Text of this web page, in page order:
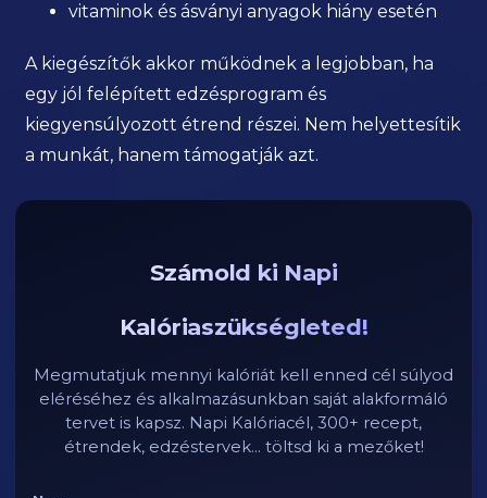
vitaminok és ásványi anyagok hiány esetén
A kiegészítők akkor működnek a legjobban, ha
egy jól felépített edzésprogram és
kiegyensúlyozott étrend részei. Nem helyettesítik
a munkát, hanem támogatják azt.
Számold ki Napi
Kalóriaszükségleted!
Megmutatjuk mennyi kalóriát kell enned cél súlyod
eléréséhez és alkalmazásunkban saját alakformáló
tervet is kapsz. Napi Kalóriacél, 300+ recept,
étrendek, edzéstervek... töltsd ki a mezőket!